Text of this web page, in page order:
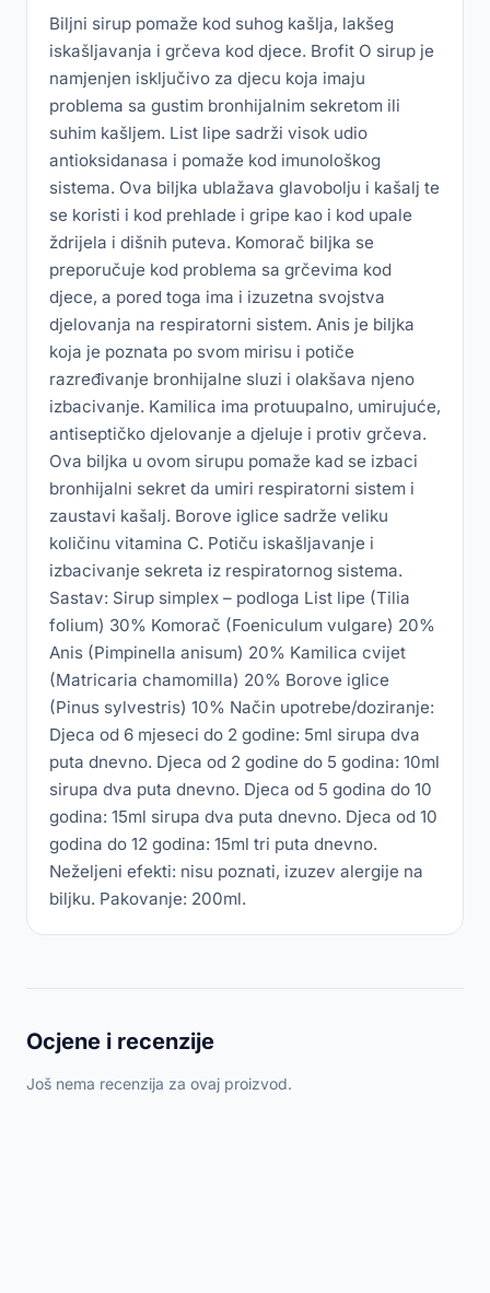
Biljni sirup pomaže kod suhog kašlja, lakšeg
iskašljavanja i grčeva kod djece. Brofit O sirup je
namjenjen isključivo za djecu koja imaju
problema sa gustim bronhijalnim sekretom ili
suhim kašljem. List lipe sadrži visok udio
antioksidanasa i pomaže kod imunološkog
sistema. Ova biljka ublažava glavobolju i kašalj te
se koristi i kod prehlade i gripe kao i kod upale
ždrijela i dišnih puteva. Komorač biljka se
preporučuje kod problema sa grčevima kod
djece, a pored toga ima i izuzetna svojstva
djelovanja na respiratorni sistem. Anis je biljka
koja je poznata po svom mirisu i potiče
razređivanje bronhijalne sluzi i olakšava njeno
izbacivanje. Kamilica ima protuupalno, umirujuće,
antiseptičko djelovanje a djeluje i protiv grčeva.
Ova biljka u ovom sirupu pomaže kad se izbaci
bronhijalni sekret da umiri respiratorni sistem i
zaustavi kašalj. Borove iglice sadrže veliku
količinu vitamina C. Potiču iskašljavanje i
izbacivanje sekreta iz respiratornog sistema.
Sastav: Sirup simplex – podloga List lipe (Tilia
folium) 30% Komorač (Foeniculum vulgare) 20%
Anis (Pimpinella anisum) 20% Kamilica cvijet
(Matricaria chamomilla) 20% Borove iglice
(Pinus sylvestris) 10% Način upotrebe/doziranje:
Djeca od 6 mjeseci do 2 godine: 5ml sirupa dva
puta dnevno. Djeca od 2 godine do 5 godina: 10ml
sirupa dva puta dnevno. Djeca od 5 godina do 10
godina: 15ml sirupa dva puta dnevno. Djeca od 10
godina do 12 godina: 15ml tri puta dnevno.
Neželjeni efekti: nisu poznati, izuzev alergije na
biljku. Pakovanje: 200ml.
Ocjene i recenzije
Još nema recenzija za ovaj proizvod.